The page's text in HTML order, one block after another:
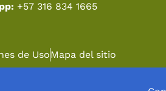
+57 316 834 1665
de UsoMapa del sitio